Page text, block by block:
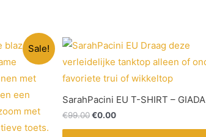
Sale!
SarahPacini EU T-SHIRT – GIADA
€99.00€0.00